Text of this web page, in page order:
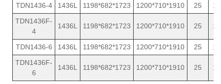
TDN1436-4
1436L 1198*682*1723 1200*710*1910 25
TDN1436F-
4
1436L 1198*682*1723 1200*710*1910 25
TDN1436-6 1436L 1198*682*1723 1200*710*1910 25
TDN1436F-
6
1436L 1198*682*1723 1200*710*1910 25